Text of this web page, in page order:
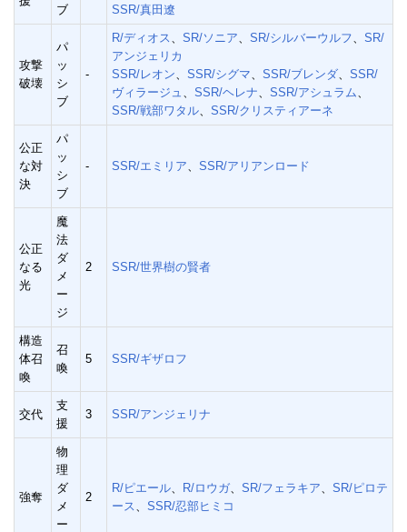
ブ
SSR/真田遼
攻撃
破壊
パ
ッ
シ
ブ
-
R/ディオス SR/ソニア SR/シルバーウルフ
SR/
アンジェリカ
SSR/レオン
SSR/シグマ SSR/ブレンダ
SSR/
ヴィラージュ
SSR/ヘレナ SSR/アシュラム
SSR/戦部ワタル
SSR/クリスティアーネ
公正
な対
決
パ
ッ
シ
ブ
- SSR/エミリア SSR/アリアンロード
公正
なる
光
魔
法
ダ
メ
ー
ジ
2 SSR/世界樹の賢者
構造
体召
喚
召
喚
5 SSR/ギザロフ
交代
支
援
3 SSR/アンジェリナ
強奪
物
理
ダ
メ
ー
2
R/ピエール R/ロウガ、 SR/フェラキア
SR/ピロテ
ース
SSR/忍部ヒミコ